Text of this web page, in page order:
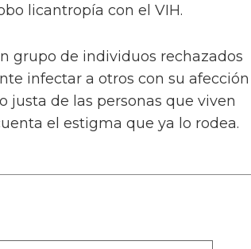
licantropía con el VIH.
grupo de individuos rechazados
infectar a otros con su afección
justa de las personas que viven
el estigma que ya lo rodea.